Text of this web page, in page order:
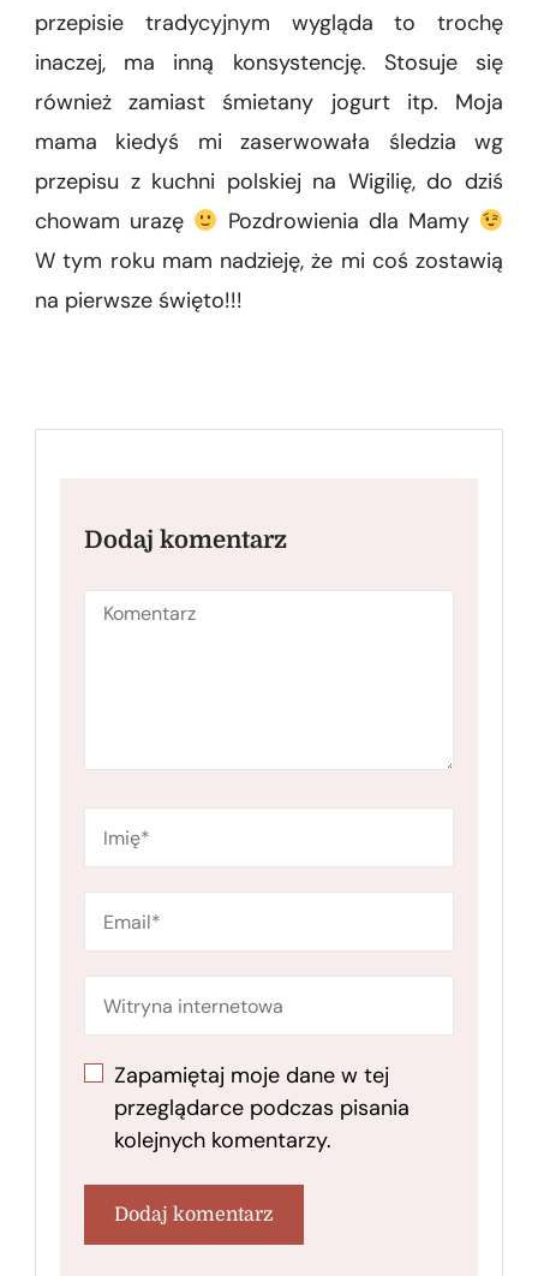
przepisie tradycyjnym wygląda to trochę
inaczej, ma inną konsystencję. Stosuje się
również zamiast śmietany jogurt itp. Moja
mama kiedyś mi zaserwowała śledzia wg
przepisu z kuchni polskiej na Wigilię, do dziś
chowam urazę
Pozdrowienia dla Mamy
W tym roku mam nadzieję, że mi coś zostawią
na pierwsze święto!!!
Dodaj komentarz
Zapamiętaj moje dane w tej
przeglądarce podczas pisania
kolejnych komentarzy.